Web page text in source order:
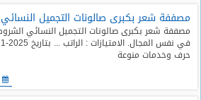
مصففة شعر بكبرى صالونات التجميل النسائي
حرف وخدمات منوعة